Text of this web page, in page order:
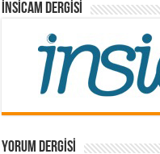
İNSICAM DERGISI
YORUM DERGISI